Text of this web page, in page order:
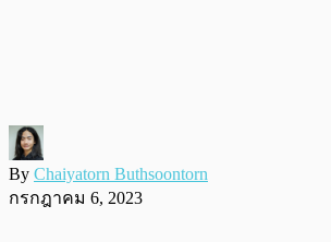
By Chaiyatorn Buthsoontorn
กรกฎาคม 6, 2023